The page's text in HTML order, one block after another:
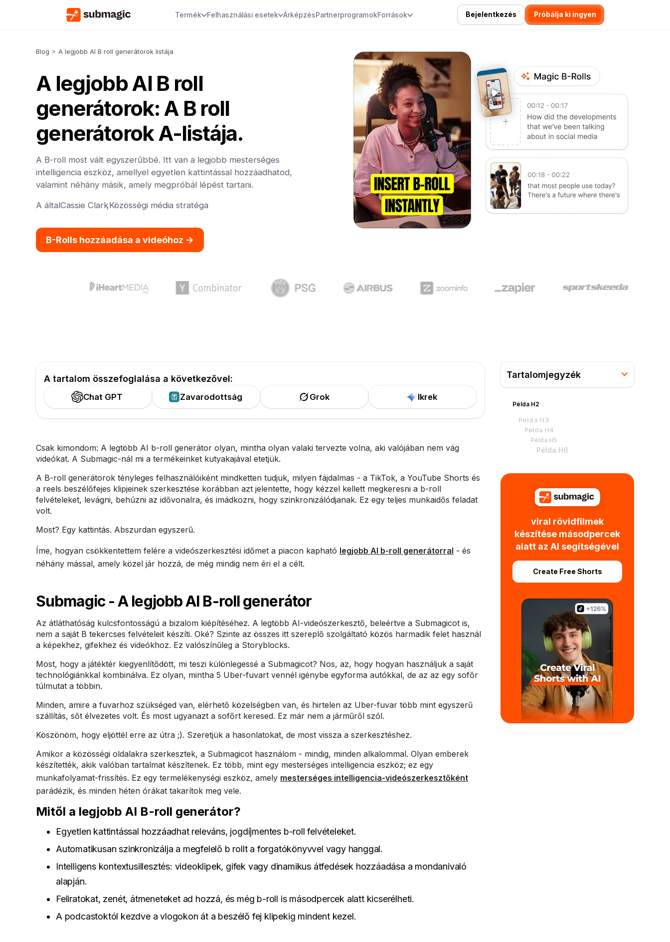
Termék Felhasználási esetek ÁrképzésPartnerprogramokForrások Bejelentkezés Próbálja ki ingyen
Blog > A legjobb AI B roll generátorok listája
A legjobb AI B roll
generátorok: A B roll
generátorok A-listája.
A B-roll most vált egyszerűbbé. Itt van a legjobb mesterséges
intelligencia eszköz, amellyel egyetlen kattintással hozzáadhatod,
valamint néhány másik, amely megpróbál lépést tartani.
A általCassie Clark,Közösségi média stratéga
B-Rolls hozzáadása a videóhoz ->
A tartalom összefoglalása a következővel:
Chat GPT Zavarodottság Grok Ikrek
Csak kimondom: A legtöbb AI b-roll generátor olyan, mintha olyan valaki tervezte volna, aki valójában nem vág
videókat. A Submagic-nál mi a termékeinket kutyakajával etetjük.
A B-roll generátorok tényleges felhasználóiként mindketten tudjuk, milyen fájdalmas - a TikTok, a YouTube Shorts és
a reels beszélőfejes klipjeinek szerkesztése korábban azt jelentette, hogy kézzel kellett megkeresni a b-roll
felvételeket, levágni, behúzni az idővonalra, és imádkozni, hogy szinkronizálódjanak. Ez egy teljes munkaidős feladat
volt.
Most? Egy kattintás. Abszurdan egyszerű.
Íme, hogyan csökkentettem felére a videószerkesztési időmet a piacon kapható legjobb AI b-roll generátorral - és
néhány mással, amely közel jár hozzá, de még mindig nem éri el a célt.
Submagic - A legjobb AI B-roll generátor
Az átláthatóság kulcsfontosságú a bizalom kiépítéséhez. A legtöbb AI-videószerkesztő, beleértve a Submagicot is,
nem a saját B tekercses felvételeit készíti. Oké? Szinte az összes itt szereplő szolgáltató közös harmadik felet használ
a képekhez, gifekhez és videókhoz. Ez valószínűleg a Storyblocks.
Most, hogy a játéktér kiegyenlítődött, mi teszi különlegessé a Submagicot? Nos, az, hogy hogyan használjuk a saját
technológiánkkal kombinálva. Ez olyan, mintha 5 Uber-fuvart vennél igénybe egyforma autókkal, de az az egy sofőr
túlmutat a többin.
Minden, amire a fuvarhoz szükséged van, elérhető közelségben van, és hirtelen az Uber-fuvar több mint egyszerű
szállítás, sőt élvezetes volt. És most ugyanazt a sofőrt keresed. Ez már nem a járműről szól.
Köszönöm, hogy eljöttél erre az útra ;). Szeretjük a hasonlatokat, de most vissza a szerkesztéshez.
Amikor a közösségi oldalakra szerkesztek, a Submagicot használom - mindig, minden alkalommal. Olyan emberek
készítették, akik valóban tartalmat készítenek. Ez több, mint egy mesterséges intelligencia eszköz; ez egy
munkafolyamat-frissítés. Ez egy termelékenységi eszköz, amely mesterséges intelligencia-videószerkesztőként
parádézik, és minden héten órákat takarítok meg vele.
Mitől a legjobb AI B-roll generátor?
Egyetlen kattintással hozzáadhat releváns, jogdíjmentes b-roll felvételeket.
Automatikusan szinkronizálja a megfelelő b rollt a forgatókönyvvel vagy hanggal.
Intelligens kontextusillesztés: videoklipek, gifek vagy dinamikus átfedések hozzáadása a mondanivaló
alapján.
Feliratokat, zenét, átmeneteket ad hozzá, és még b-roll is másodpercek alatt kicserélheti.
A podcastoktól kezdve a vlogokon át a beszélő fej klipekig mindent kezel.
Tartalomjegyzék
Példa H2
Példa H3
Példa H4
Példa H5
Példa H6
viral rövidfilmek
készítése másodpercek
alatt az AI segítségével
Create Free Shorts